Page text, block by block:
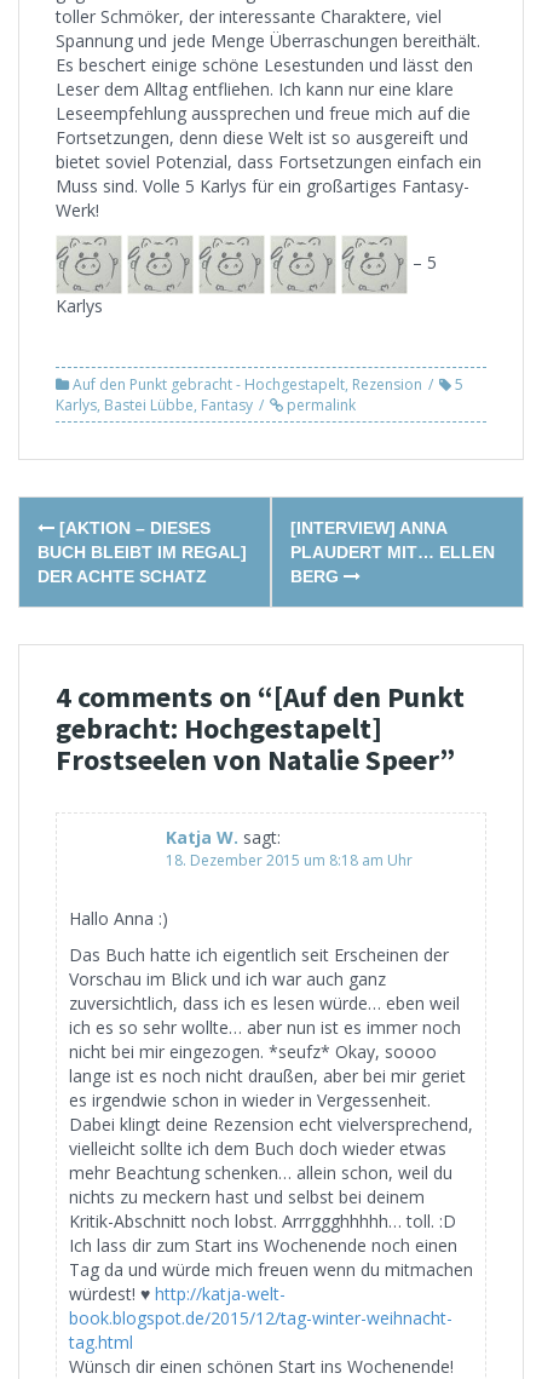
toller Schmöker, der interessante Charaktere, viel
Spannung und jede Menge Überraschungen bereithält.
Es beschert einige schöne Lesestunden und lässt den
Leser dem Alltag entfliehen. Ich kann nur eine klare
Leseempfehlung aussprechen und freue mich auf die
Fortsetzungen, denn diese Welt ist so ausgereift und
bietet soviel Potenzial, dass Fortsetzungen einfach ein
Muss sind. Volle 5 Karlys für ein großartiges Fantasy-
Werk!
– 5
Karlys
Auf den Punkt gebracht - Hochgestapelt, Rezension
5
Karlys, Bastei Lübbe, Fantasy permalink
Post
navigation
[AKTION – DIESES
BUCH BLEIBT IM REGAL]
DER ACHTE SCHATZ
[INTERVIEW] ANNA
PLAUDERT MIT… ELLEN
BERG
4 comments on “[Auf den Punkt
gebracht: Hochgestapelt]
Frostseelen von Natalie Speer”
Katja W. sagt:
18. Dezember 2015 um 8:18 am Uhr
Hallo Anna :)
Das Buch hatte ich eigentlich seit Erscheinen der
Vorschau im Blick und ich war auch ganz
zuversichtlich, dass ich es lesen würde… eben weil
ich es so sehr wollte… aber nun ist es immer noch
nicht bei mir eingezogen. *seufz* Okay, soooo
lange ist es noch nicht draußen, aber bei mir geriet
es irgendwie schon in wieder in Vergessenheit.
Dabei klingt deine Rezension echt vielversprechend,
vielleicht sollte ich dem Buch doch wieder etwas
mehr Beachtung schenken… allein schon, weil du
nichts zu meckern hast und selbst bei deinem
Kritik-Abschnitt noch lobst. Arrrggghhhhh… toll. :D
Ich lass dir zum Start ins Wochenende noch einen
Tag da und würde mich freuen wenn du mitmachen
würdest! ♥ http://katja-welt-
book.blogspot.de/2015/12/tag-winter-weihnacht-
tag.html
Wünsch dir einen schönen Start ins Wochenende!